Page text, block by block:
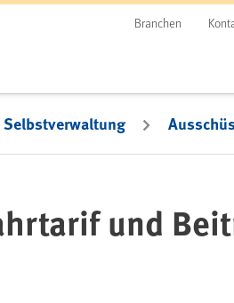
Branchen
Selbstverwaltung
und